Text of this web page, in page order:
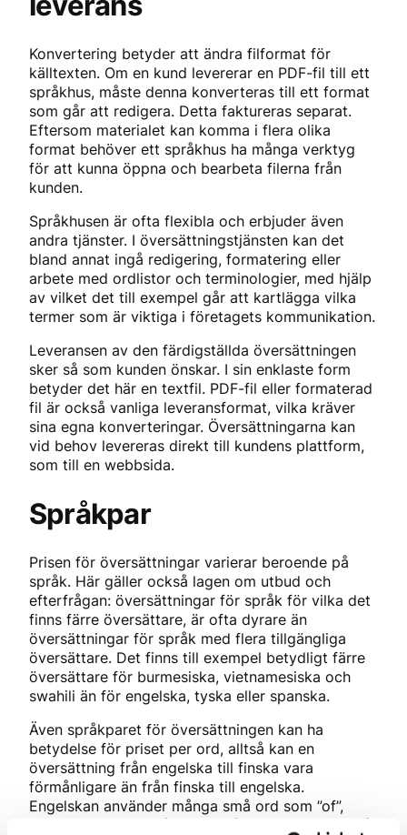
Konvertering betyder att ändra filformat för
källtexten. Om en kund levererar en PDF-fil till ett
språkhus, måste denna konverteras till ett format
som går att redigera. Detta faktureras separat.
Eftersom materialet kan komma i flera olika
format behöver ett språkhus ha många verktyg
för att kunna öppna och bearbeta filerna från
kunden.
Språkhusen är ofta flexibla och erbjuder även
andra tjänster. I översättningstjänsten kan det
bland annat ingå redigering, formatering eller
arbete med ordlistor och terminologier, med hjälp
av vilket det till exempel går att kartlägga vilka
termer som är viktiga i företagets kommunikation.
Leveransen av den färdigställda översättningen
sker så som kunden önskar. I sin enklaste form
betyder det här en textfil. PDF-fil eller formaterad
fil är också vanliga leveransformat, vilka kräver
sina egna konverteringar. Översättningarna kan
vid behov levereras direkt till kundens plattform,
som till en webbsida.
Språkpar
Prisen för översättningar varierar beroende på
språk. Här gäller också lagen om utbud och
efterfrågan: översättningar för språk för vilka det
finns färre översättare, är ofta dyrare än
översättningar för språk med flera tillgängliga
översättare. Det finns till exempel betydligt färre
översättare för burmesiska, vietnamesiska och
swahili än för engelska, tyska eller spanska.
Även språkparet för översättningen kan ha
betydelse för priset per ord, alltså kan en
översättning från engelska till finska vara
förmånligare än från finska till engelska.
Engelskan använder många små ord som ”of”,
”the”, ”to”. I finskan återigen går orden att böja, så